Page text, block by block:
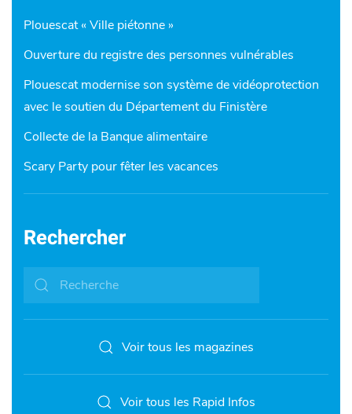
Plouescat « Ville piétonne »
Ouverture du registre des personnes vulnérables
Plouescat modernise son système de vidéoprotection
avec le soutien du Département du Finistère
Collecte de la Banque alimentaire
Scary Party pour fêter les vacances
Rechercher
Voir tous les magazines
Voir tous les Rapid Infos